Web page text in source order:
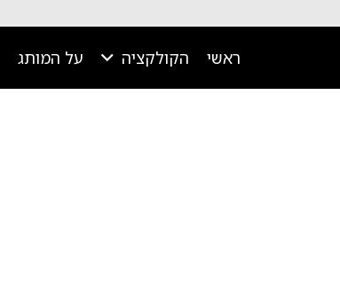
ראשי הקולקציה על המותג